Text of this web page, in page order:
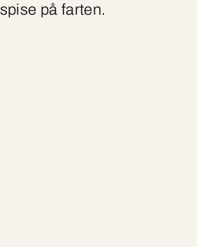
på farten.